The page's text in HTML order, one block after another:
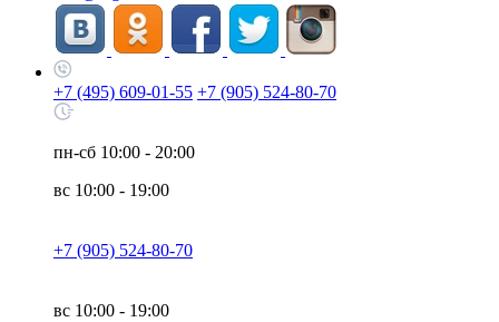
+7 (495) 609-01-55 +7 (905) 524-80-70
пн-сб 10:00 - 20:00
вс 10:00 - 19:00
+7 (905) 524-80-70
вс 10:00 - 19:00